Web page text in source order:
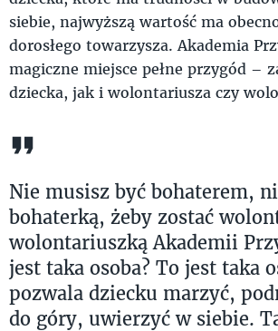
siebie, najwyższą wartość ma
dorosłego towarzysza. Akademia
magiczne miejsce pełne przygód –
dziecka, jak i wolontariusza czy
Nie musisz być bohaterem,
bohaterką, żeby zostać
wolontariuszką Akademii
jest taka osoba? To jest taka
pozwala dziecku marzyć,
do góry, uwierzyć w siebie.